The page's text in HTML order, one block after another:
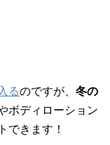
るのですが、 冬の
ボディローション
できます！